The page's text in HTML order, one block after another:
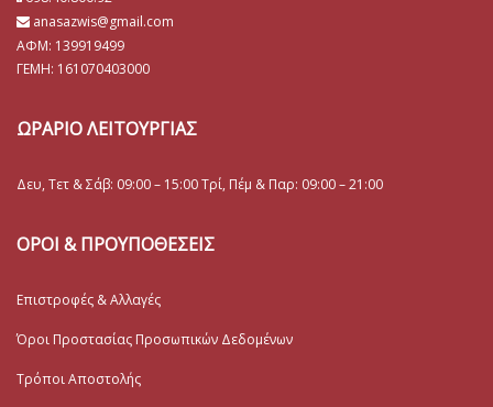
anasazwis@gmail.com
ΑΦΜ: 139919499
ΓΕΜΗ: 161070403000
ΩΡΑΡΙΟ ΛΕΙΤΟΥΡΓΙΑΣ
Δευ, Τετ & Σάβ: 09:00 – 15:00 Τρί, Πέμ & Παρ: 09:00 – 21:00
ΟΡΟΙ & ΠΡΟΥΠΟΘΕΣΕΙΣ
Επιστροφές & Αλλαγές
Όροι Προστασίας Προσωπικών Δεδομένων
Τρόποι Αποστολής